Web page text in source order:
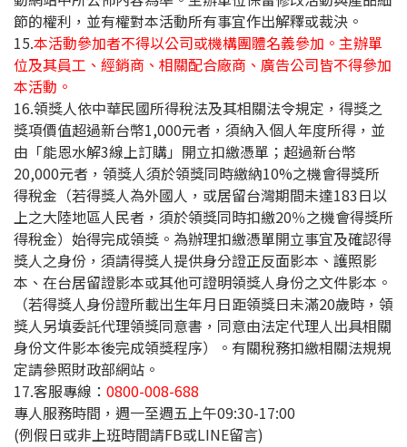
節的權利，並有權對本活動所有事宜作出解釋或裁決。
15.本活動參加者不得以公司或機構團體名義參加。主辦單
位及其員工、經銷商、相關配合廠商、廣告公司皆不得參加
本活動。
16.領獎人依中華民國所得稅法及其相關法令規定，得獎之
獎項價值超過新台幣1,000元者，須納入個人年度所得，並
由「能恩水解3線上訂購」開立扣繳憑單；超過新台幣
20,000元者，領獎人須於領獎同時繳納10%之機會得獎所
得稅金（若得獎人為外國人，或居留台灣期間未達183日以
上之大陸地區人民者，須於領獎同時扣繳20％之機會得獎所
得稅金）始得完成領獎。為辦理扣繳憑單開立事宜及確認得
獎人之身份，須請得獎人提供身分證正反面影本、護照影
本、在台居留證影本或其他可證明領獎人身份之文件影本。
（若得獎人身份證所載出生年月日距領獎日未滿20歲時，領
獎人另填委託代理領獎同意書，同意由法定代理人出具相關
身份文件影本後完成領獎程序）。有關稅務扣繳相關法規規
定請參照財政部網站。
17.客服專線： 0800-008-688
專人服務時間，週一至週五上午09:30-17:00
(例假日或非上班時間請FB或LINE留言)